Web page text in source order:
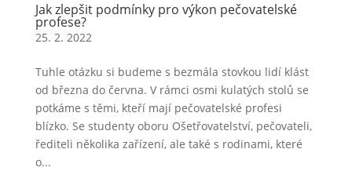
Jak zlepšit podmínky pro výkon pečovatelské
profese?
25. 2. 2022
Tuhle otázku si budeme s bezmála stovkou lidí klást
od března do června. V rámci osmi kulatých stolů se
potkáme s těmi, kteří mají pečovatelské profesi
blízko. Se studenty oboru Ošetřovatelství, pečovateli,
řediteli několika zařízení, ale také s rodinami, které
o...